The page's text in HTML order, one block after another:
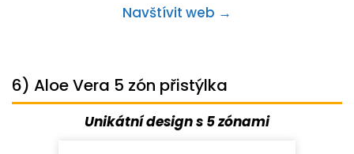
Navštívit web →
6) Aloe Vera 5 zón přistýlka
Unikátní design s 5 zónami